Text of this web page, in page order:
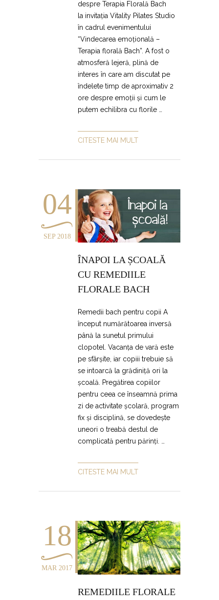
despre Terapia Florală Bach
la invitația Vitality Pilates Studio
în cadrul evenimentului
“Vindecarea emoțională –
Terapia florală Bach”. A fost o
atmosferă lejeră, plină de
interes în care am discutat pe
îndelete timp de aproximativ 2
ore despre emoții și cum le
putem echilibra cu florile …
CITESTE MAI MULT
04
SEP 2018
ÎNAPOI LA ȘCOALĂ
CU REMEDIILE
FLORALE BACH
Remedii bach pentru copii A
început numărătoarea inversă
până la sunetul primului
clopotel. Vacanța de vară este
pe sfârșite, iar copiii trebuie să
se intoarcă la grădiniță ori la
școală. Pregătirea copiilor
pentru ceea ce înseamnă prima
zi de activitate școlară, program
fix și disciplină, se dovedește
uneori o treabă destul de
complicată pentru părinți. …
CITESTE MAI MULT
18
MAR 2017
REMEDIILE FLORALE